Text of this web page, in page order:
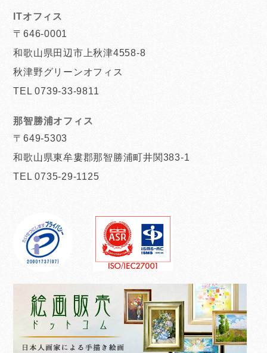
ITオフィス
〒646-0001
和歌山県田辺市上秋津4558-8
秋津野グリーンオフィス
TEL 0739-33-9811
那智勝浦オフィス
〒649-5303
和歌山県東牟婁郡那智勝浦町井関383-1
TEL 0735-29-1125